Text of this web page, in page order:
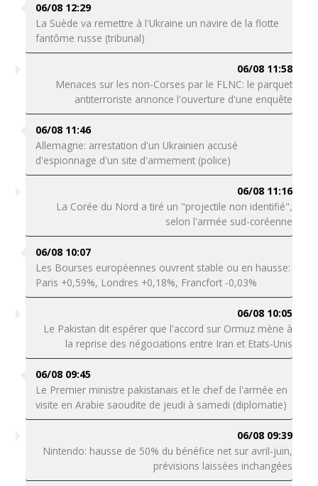
06/08 12:29
La Suède va remettre à l'Ukraine un navire de la flotte
fantôme russe (tribunal)
06/08 11:58
Menaces sur les non-Corses par le FLNC: le parquet
antiterroriste annonce l'ouverture d'une enquête
06/08 11:46
Allemagne: arrestation d'un Ukrainien accusé
d'espionnage d'un site d'armement (police)
06/08 11:16
La Corée du Nord a tiré un "projectile non identifié",
selon l'armée sud-coréenne
06/08 10:07
Les Bourses européennes ouvrent stable ou en hausse:
Paris +0,59%, Londres +0,18%, Francfort -0,03%
06/08 10:05
Le Pakistan dit espérer que l'accord sur Ormuz mène à
la reprise des négociations entre Iran et Etats-Unis
06/08 09:45
Le Premier ministre pakistanais et le chef de l'armée en
visite en Arabie saoudite de jeudi à samedi (diplomatie)
06/08 09:39
Nintendo: hausse de 50% du bénéfice net sur avril-juin,
prévisions laissées inchangées